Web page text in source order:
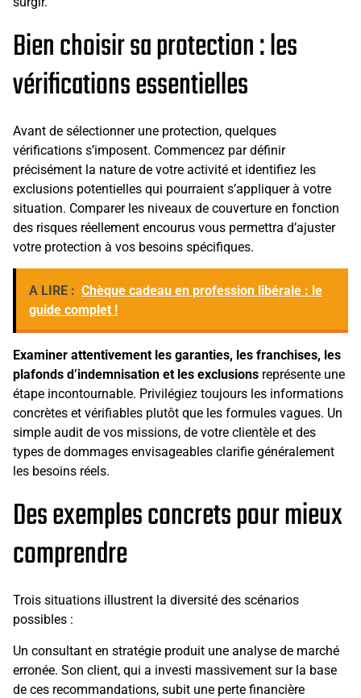
Bien choisir sa protection : les
vérifications essentielles
Avant de sélectionner une protection, quelques
vérifications s’imposent. Commencez par définir
précisément la nature de votre activité et identifiez les
exclusions potentielles qui pourraient s’appliquer à votre
situation. Comparer les niveaux de couverture en fonction
des risques réellement encourus vous permettra d’ajuster
votre protection à vos besoins spécifiques.
A LIRE : Chèque cadeau en profession libérale : le
guide complet !
Examiner attentivement les garanties, les franchises, les
plafonds d’indemnisation et les exclusions représente une
étape incontournable. Privilégiez toujours les informations
concrètes et vérifiables plutôt que les formules vagues. Un
simple audit de vos missions, de votre clientèle et des
types de dommages envisageables clarifie généralement
les besoins réels.
Des exemples concrets pour mieux
comprendre
Trois situations illustrent la diversité des scénarios
possibles :
Un consultant en stratégie produit une analyse de marché
erronée. Son client, qui a investi massivement sur la base
de ces recommandations, subit une perte financière